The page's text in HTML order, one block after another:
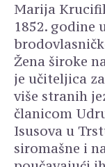
Marija
1852. godine
Žena široke
je učiteljica
više stranih
članicom
Isusova u
siromašne i